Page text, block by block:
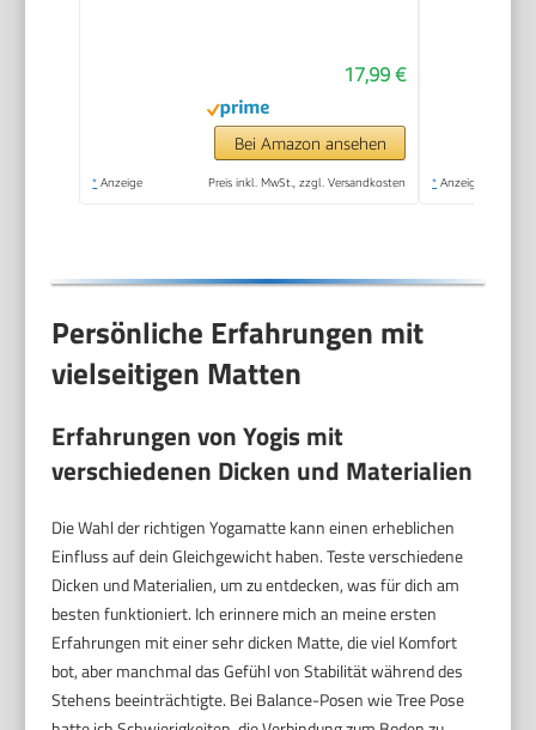
Sportmatte Dicke
6mm, Fitnessmatte
Turnmatte Pilates
Matte mit Tragegurt
17,99 €
Bei Amazon ansehen
* Anzeige Preis inkl. MwSt., zzgl. Versandkosten * Anzeige
Persönliche Erfahrungen mit
vielseitigen Matten
Erfahrungen von Yogis mit
verschiedenen Dicken und Materialien
Die Wahl der richtigen Yogamatte kann einen erheblichen
Einfluss auf dein Gleichgewicht haben. Teste verschiedene
Dicken und Materialien, um zu entdecken, was für dich am
besten funktioniert. Ich erinnere mich an meine ersten
Erfahrungen mit einer sehr dicken Matte, die viel Komfort
bot, aber manchmal das Gefühl von Stabilität während des
Stehens beeinträchtigte. Bei Balance-Posen wie Tree Pose